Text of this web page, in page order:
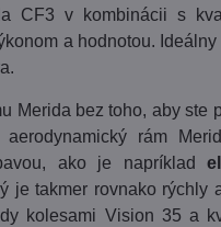
CF3 v kombinácii s
a hodnotou. Ideálny
Merida bez toho, aby ste
rám
ako je napríklad
je takmer rovnako rýchly
kolesami Vision 35 a